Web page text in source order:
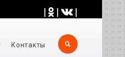
| | |
Контакты